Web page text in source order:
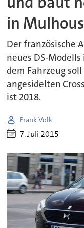
in
Der französische
neues DS-
dem Fahrzeug
angesidelten
ist 2018.
Frank Volk
7. Juli 2015